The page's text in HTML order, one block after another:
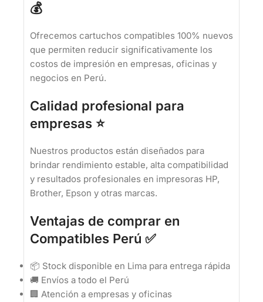
💰
Ofrecemos cartuchos compatibles 100% nuevos
que permiten reducir significativamente los
costos de impresión en empresas, oficinas y
negocios en Perú.
Calidad profesional para
empresas ⭐
Nuestros productos están diseñados para
brindar rendimiento estable, alta compatibilidad
y resultados profesionales en impresoras HP,
Brother, Epson y otras marcas.
Ventajas de comprar en
Compatibles Perú ✅
📦 Stock disponible en Lima para entrega rápida
🚚 Envíos a todo el Perú
🏢 Atención a empresas y oficinas